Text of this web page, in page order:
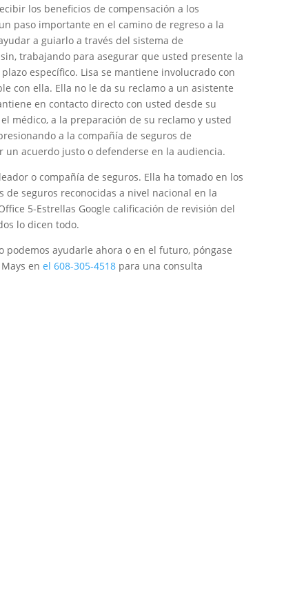
los beneficios de compensación a los
paso importante en el camino de regreso a la
a guiarlo a través del sistema de
trabajando para asegurar que usted presente la
específico. Lisa se mantiene involucrado con
con ella. Ella no le da su reclamo a un asistente
en contacto directo con usted desde su
médico, a la preparación de su reclamo y usted
a la compañía de seguros de
acuerdo justo o defenderse en la audiencia.
o compañía de seguros. Ella ha tomado en los
seguros reconocidas a nivel nacional en la
5-Estrellas Google calificación de revisión del
lo dicen todo.
podemos ayudarle ahora o en el futuro, póngase
en el 608-305-4518para una consulta